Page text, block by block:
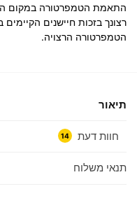
התאמת הטמפרטורה במקום
רצונך בזכות חיישנים
הטמפרטורה הרצויה.
תיאור
חוות דעת 14
תנאי משלוח